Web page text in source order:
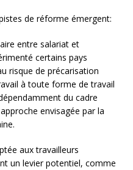
de réforme émergent:
entre salariat et
certains pays
risque de précarisation
à toute forme de travail
du cadre
envisagée par la
aux travailleurs
un levier potentiel, comme